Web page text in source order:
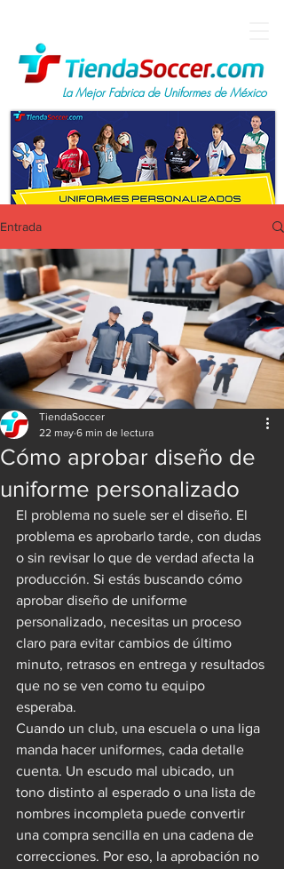
La Mejor Fabrica de Uniformes de México
Entrada
Cómo aprobar diseño de
uniforme personalizado
TiendaSoccer
22 may 6 min de lectura
El problema no suele ser el diseño. El
problema es aprobarlo tarde, con dudas
o sin revisar lo que de verdad afecta la
producción. Si estás buscando cómo
aprobar diseño de uniforme
personalizado, necesitas un proceso
claro para evitar cambios de último
minuto, retrasos en entrega y resultados
que no se ven como tu equipo
esperaba.
Cuando un club, una escuela o una liga
manda hacer uniformes, cada detalle
cuenta. Un escudo mal ubicado, un
tono distinto al esperado o una lista de
nombres incompleta puede convertir
una compra sencilla en una cadena de
correcciones. Por eso, la aprobación no